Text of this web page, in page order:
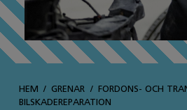
HEM GRENAR
FORDONS- OCH
BILSKADEREPARATION